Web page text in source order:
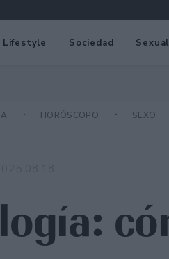
Lifestyle Sociedad
HORÓSCOPO SEXO